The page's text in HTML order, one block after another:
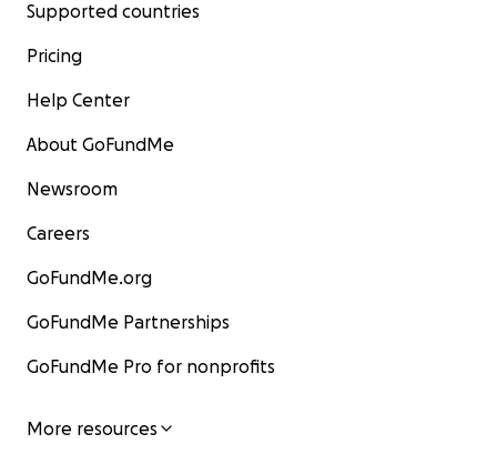
Supported countries
Pricing
Help Center
About GoFundMe
Newsroom
Careers
GoFundMe.org
GoFundMe Partnerships
GoFundMe Pro for nonprofits
More resources